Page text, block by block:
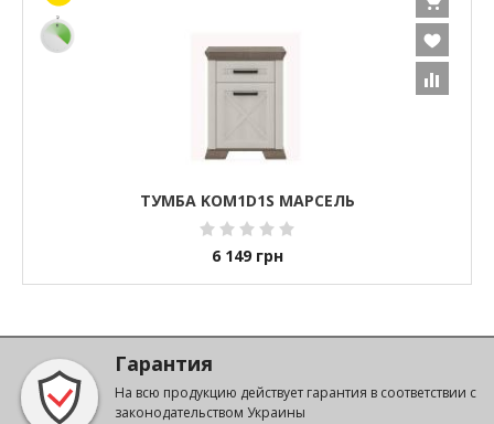
ТУМБА KOM1D1S МАРСЕЛЬ
6 149 грн
Гарантия
На всю продукцию действует гарантия в соответствии с
законодательством Украины